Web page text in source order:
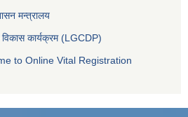
मन्त्रालय
विकास कार्यक्रम (LGCDP)
to Online Vital Registration